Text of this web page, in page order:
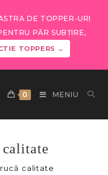
DE TOPPER-URI
PĂR SUBȚIRE,
TOPPERS →
0 MENIU
calitate